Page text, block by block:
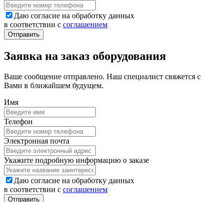
Даю согласие на обработку данных
в соответствии с соглашением
Заявка на заказ оборудования
Ваше сообщение отправлено. Наш специалист свяжется с
Вами в ближайшем будущем.
Имя
Телефон
Электронная почта
Укажите подробную информацию о заказе
Даю согласие на обработку данных
в соответствии с соглашением